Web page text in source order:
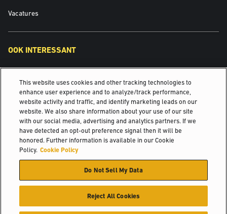
Vacatures
OOK INTERESSANT
Man Up-smallegangentrucks
Reachtrucks
Logistieke oplossingen van derden voor...
©2025 Hyster-Yale Materials Handling, Inc., alle rechten
voorbehouden.
Privacybeleid
Beleid voor aanvaardbaar gebruik
Gebruiksvoorwaarden
Cookiebeleid
This website uses cookies and other tracking technologies to
enhance user experience and to analyze/track performance,
website activity and traffic, and identify marketing leads on our
website. We also share information about your use of our site
with our social media, advertising and analytics partners. If we
have detected an opt-out preference signal then it will be
honored. Further information is available in our Cookie
Policy. Cookie Policy
Do Not Sell My Data
Reject All Cookies